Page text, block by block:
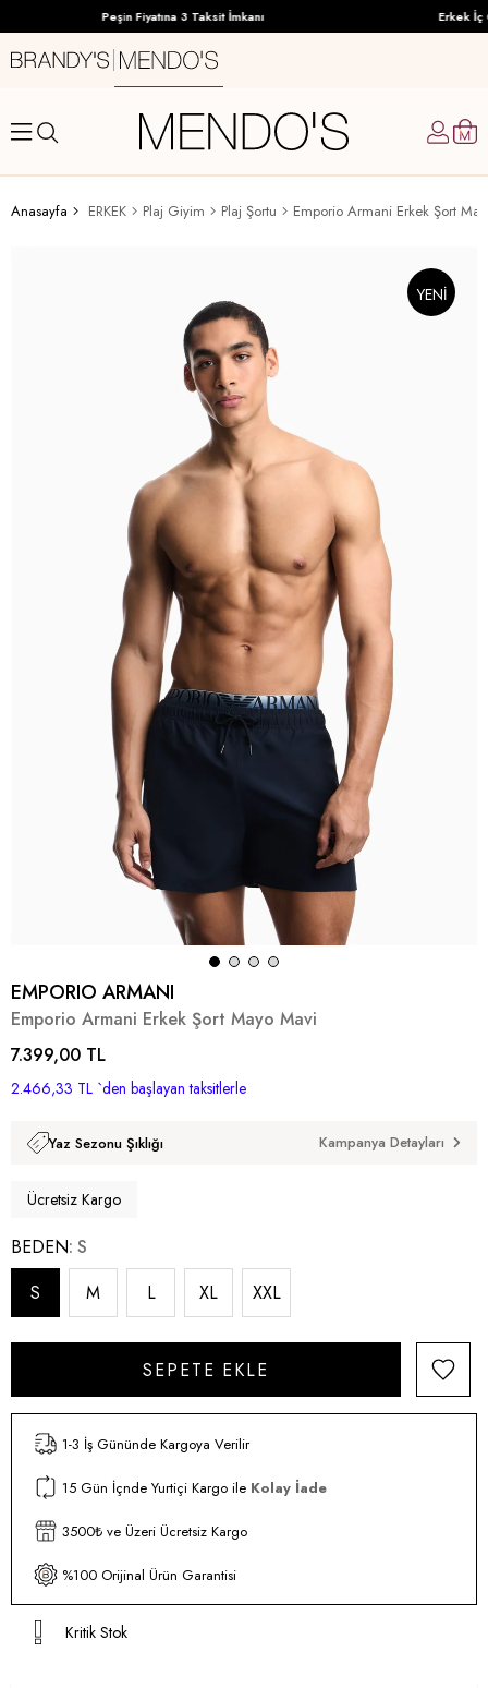
Peşin Fiyatına 3 Taksit İmkanı Erkek İç
Anasayfa ERKEK Plaj Giyim Plaj Şortu Emporio Armani Erkek Şort
YENI
EMPORIO ARMANI
Emporio Armani Erkek Şort Mayo Mavi
7.399,00 TL
2.466,33 TL `den başlayan taksitlerle
Yaz Sezonu Şıklığı Kampanya Detayları
Ücretsiz Kargo
BEDEN S
S
M L XL XXL
1-3 İş Gününde Kargoya Verilir
15 Gün İçnde Yurtiçi Kargo ile Kolay İade
3500₺ ve Üzeri Ücretsiz Kargo
%100 Orijinal Ürün Garantisi
Kritik Stok